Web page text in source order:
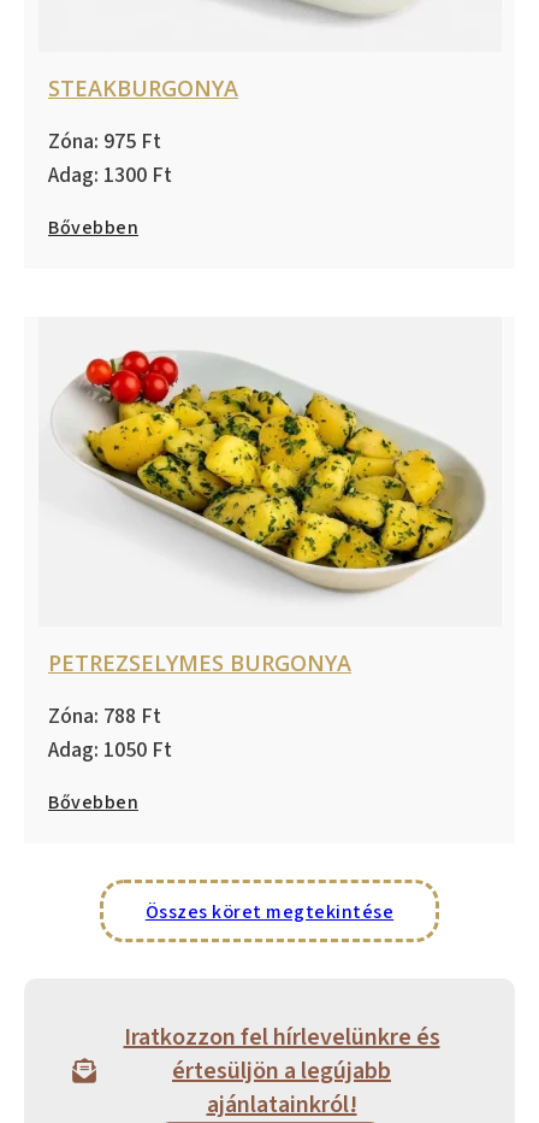
STEAKBURGONYA
975
1300
Bővebben
PETREZSELYMES BURGONYA
788
1050
Bővebben
Összes köret megtekintése
Iratkozzon fel hírlevelünkre és
értesüljön a legújabb
ajánlatainkról!